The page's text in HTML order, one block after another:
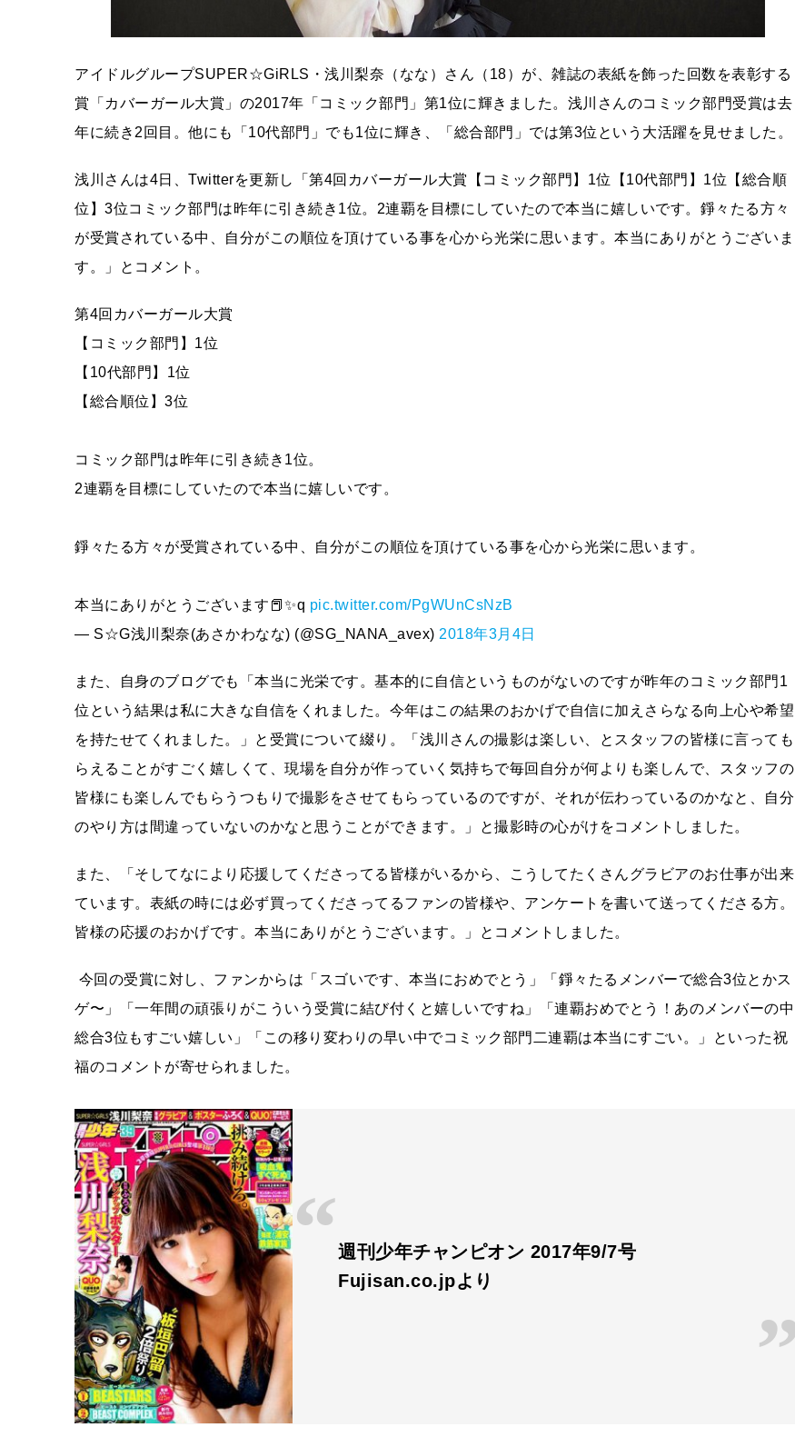
アイドルグループSUPER☆GiRLS・浅川梨奈（なな）さん（18）が、雑誌の表紙を飾った回数を表彰する
賞「カバーガール大賞」の2017年「コミック部門」第1位に輝きました。浅川さんのコミック部門受賞は去
年に続き2回目。他にも「10代部門」でも1位に輝き、「総合部門」では第3位という大活躍を見せました。
浅川さんは4日、Twitterを更新し「第4回カバーガール大賞【コミック部門】1位【10代部門】1位【総合順
位】3位コミック部門は昨年に引き続き1位。2連覇を目標にしていたので本当に嬉しいです。錚々たる方々
が受賞されている中、自分がこの順位を頂けている事を心から光栄に思います。本当にありがとうございま
す。」とコメント。
第4回カバーガール大賞
【コミック部門】1位
【10代部門】1位
【総合順位】3位
コミック部門は昨年に引き続き1位。
2連覇を目標にしていたので本当に嬉しいです。
錚々たる方々が受賞されている中、自分がこの順位を頂けている事を心から光栄に思います。
本当にありがとうございます📕✨q pic.twitter.com/PgWUnCsNzB
— S☆G浅川梨奈(あさかわなな) (@SG_NANA_avex) 2018年3月4日
また、自身のブログでも「本当に光栄です。基本的に自信というものがないのですが昨年のコミック部門1
位という結果は私に大きな自信をくれました。今年はこの結果のおかげで自信に加えさらなる向上心や希望
を持たせてくれました。」と受賞について綴り。「浅川さんの撮影は楽しい、とスタッフの皆様に言っても
らえることがすごく嬉しくて、現場を自分が作っていく気持ちで毎回自分が何よりも楽しんで、スタッフの
皆様にも楽しんでもらうつもりで撮影をさせてもらっているのですが、それが伝わっているのかなと、自分
のやり方は間違っていないのかなと思うことができます。」と撮影時の心がけをコメントしました。
また、「そしてなにより応援してくださってる皆様がいるから、こうしてたくさんグラビアのお仕事が出来
ています。表紙の時には必ず買ってくださってるファンの皆様や、アンケートを書いて送ってくださる方。
皆様の応援のおかげです。本当にありがとうございます。」とコメントしました。
今回の受賞に対し、ファンからは「スゴいです、本当におめでとう」「錚々たるメンバーで総合3位とかス
ゲ〜」「一年間の頑張りがこういう受賞に結び付くと嬉しいですね」「連覇おめでとう！あのメンバーの中
総合3位もすごい嬉しい」「この移り変わりの早い中でコミック部門二連覇は本当にすごい。」といった祝
福のコメントが寄せられました。
週刊少年チャンピオン 2017年9/7号
Fujisan.co.jpより